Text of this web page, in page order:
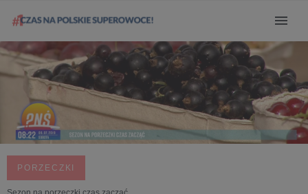
PORZECZKI